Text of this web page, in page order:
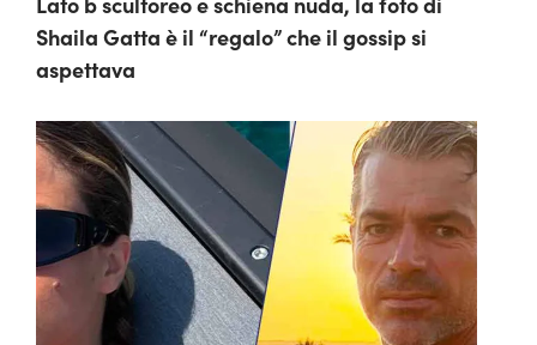
Shaila Gatta è il “regalo” che il gossip si
aspettava